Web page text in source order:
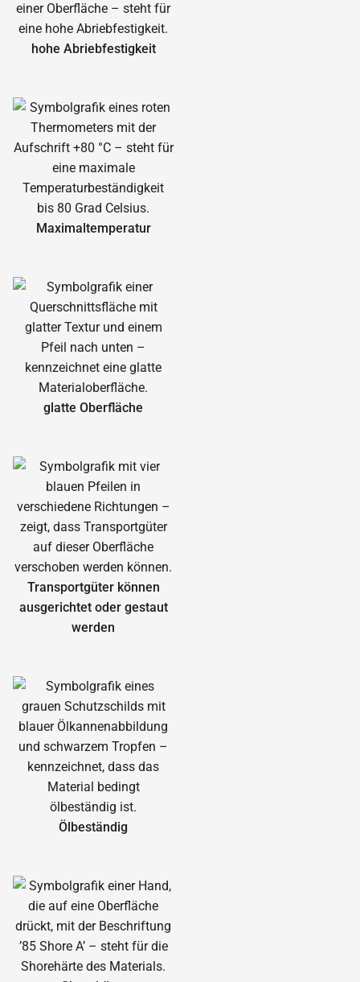
hohe Abrieb­festigkeit
Maximal­temperatur
glatte Oberfläche
Transportgüter können
ausgerichtet oder gestaut
werden
Ölbeständig